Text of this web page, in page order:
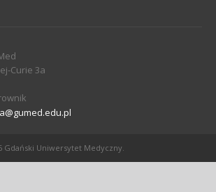
Curie 3a
Gdański Uniwersytet Medyczny.